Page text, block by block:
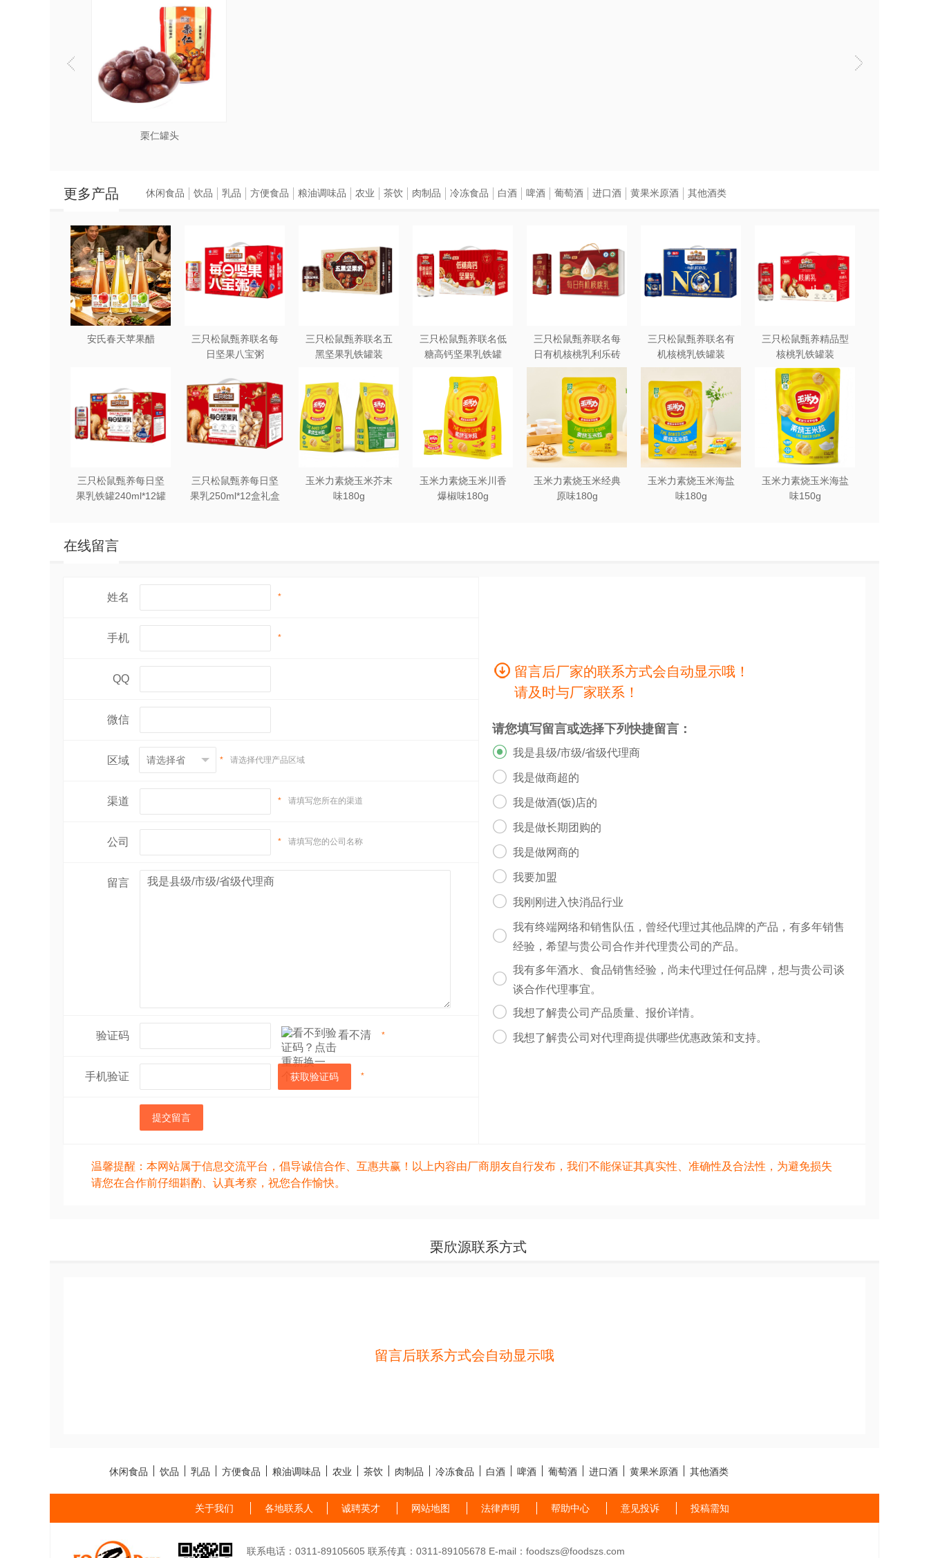
栗仁罐头
更多产品
安氏春天苹果醋
三只松鼠甄养联名每
日坚果八宝粥
三只松鼠甄养联名五
黑坚果乳铁罐装
三只松鼠甄养联名低
糖高钙坚果乳铁罐
三只松鼠甄养联名每
日有机核桃乳利乐砖
250ml*12盒木盒装
三只松鼠甄养联名有
机核桃乳铁罐装
240ml*12罐礼盒
三只松鼠甄养精品型
核桃乳铁罐装
240ml*12罐
三只松鼠甄养每日坚
果乳铁罐240ml*12罐
三只松鼠甄养每日坚
果乳250ml*12盒礼盒
玉米力素烧玉米芥末
味180g
玉米力素烧玉米川香
爆椒味180g
玉米力素烧玉米经典
原味180g
玉米力素烧玉米海盐
味180g
玉米力素烧玉米海盐
味150g
休闲食品 饮品 乳品 方便食品 粮油调味品 农业 茶饮 肉制品 冷冻食品 白酒 啤酒 葡萄酒 进口酒 黄果米原酒 其他酒类
在线留言
姓名 *
手机 *
QQ
微信
区域 * 请选择代理产品区域
渠道 * 请填写您所在的渠道
公司 * 请填写您的公司名称
留言
验证码 看不清 *
手机验证 获取验证码 *
提交留言
留言后厂家的联系方式会自动显示哦！
请及时与厂家联系！
请您填写留言或选择下列快捷留言：
 我是县级/市级/省级代理商
 我是做商超的
 我是做酒(饭)店的
 我是做长期团购的
 我是做网商的
 我要加盟
 我刚刚进入快消品行业

我有终端网络和销售队伍，曾经代理过其他品牌的产品，有多年销售
经验，希望与贵公司合作并代理贵公司的产品。

我有多年酒水、食品销售经验，尚未代理过任何品牌，想与贵公司谈
谈合作代理事宜。
 我想了解贵公司产品质量、报价详情。
 我想了解贵公司对代理商提供哪些优惠政策和支持。
温馨提醒：本网站属于信息交流平台，倡导诚信合作、互惠共赢！以上内容由厂商朋友自行发布，我们不能保证其真实性、准确性及合法性，为避免损失
请您在合作前仔细斟酌、认真考察，祝您合作愉快。
栗欣源联系方式
留言后联系方式会自动显示哦
休闲食品 饮品 乳品 方便食品 粮油调味品 农业 茶饮 肉制品 冷冻食品 白酒 啤酒 葡萄酒 进口酒 黄果米原酒 其他酒类
关于我们 各地联系人 诚聘英才 网站地图 法律声明 帮助中心 意见投诉 投稿需知
联系电话：0311-89105605 联系传真：0311-89105678 E-mail：foodszs@foodszs.com